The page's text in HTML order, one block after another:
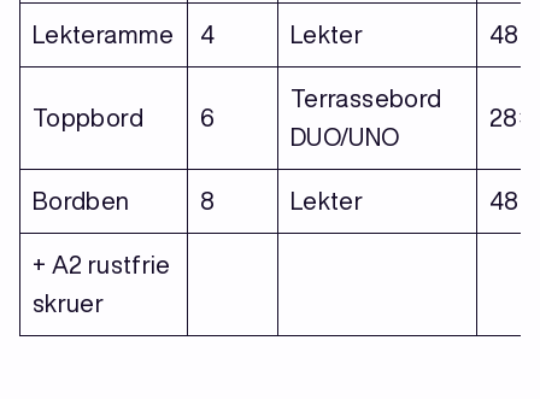
Lekteramme 4 Lekter
Toppbord 6
Terrassebord
DUO/UNO
Bordben 8 Lekter
+ A2 rustfrie
skruer